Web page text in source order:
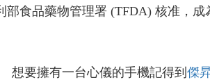
部食品藥物管理署 (TFDA) 核准，
要擁有一台心儀的手機記得到 傑